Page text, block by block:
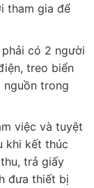
tham gia để
có 2 người
treo biển
nguồn trong
việc và tuyệt
khi kết thúc
trả giấy
đưa thiết bị